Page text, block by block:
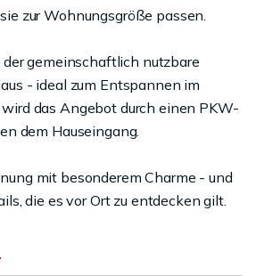
zur Wohnungsgröße passen.
gemeinschaftlich nutzbare
- ideal zum Entspannen im
das Angebot durch einen PKW-
dem Hauseingang.
mit besonderem Charme - und
die es vor Ort zu entdecken gilt.